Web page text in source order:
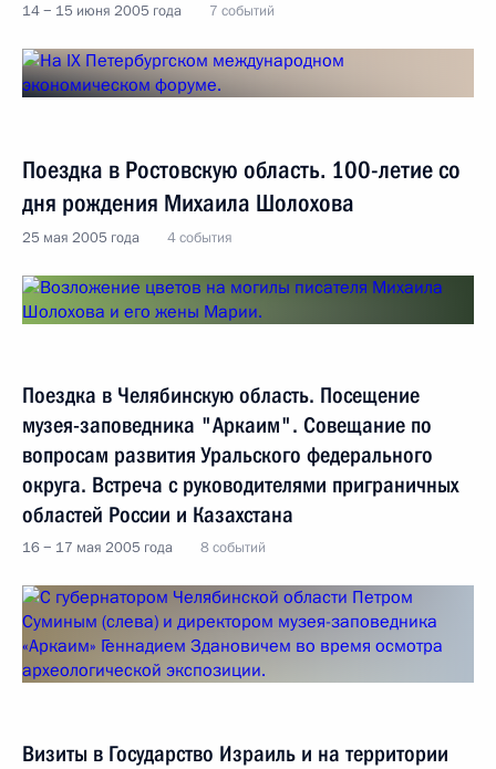
14 − 15 июня 2005 года 7 событий
Поездка в Ростовскую область. 100-летие со
дня рождения Михаила Шолохова
25 мая 2005 года 4 события
Поездка в Челябинскую область. Посещение
музея-заповедника "Аркаим". Совещание по
вопросам развития Уральского федерального
округа. Встреча с руководителями приграничных
областей России и Казахстана
16 − 17 мая 2005 года 8 событий
Визиты в Государство Израиль и на территории